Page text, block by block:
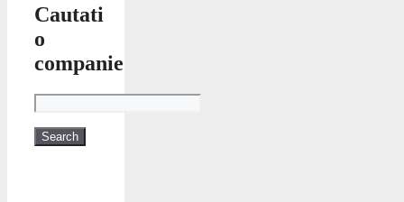
Cautati
o
companie